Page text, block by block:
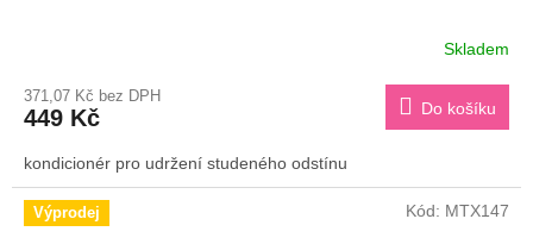
Skladem
371,07 Kč bez DPH
449 Kč Do košíku
kondicionér pro udržení studeného odstínu
Výprodej Kód: MTX147